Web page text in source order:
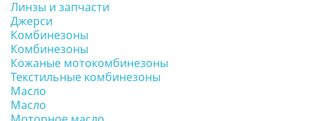
Линзы и запчасти
Джерси
Комбинезоны
Комбинезоны
Кожаные мотокомбинезоны
Текстильные комбинезоны
Масло
Масло